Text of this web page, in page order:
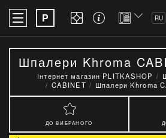
P RU
Шпалери Khroma
Інтернет магазин PLITKASHOP
CABINET
Шпалери Khroma
ДО ВИБРАНОГО